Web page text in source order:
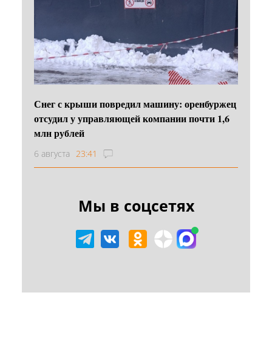
Снег с крыши повредил машину: оренбуржец
отсудил у управляющей компании почти 1,6
млн рублей
6 августа 23:41
Мы в соцсетях